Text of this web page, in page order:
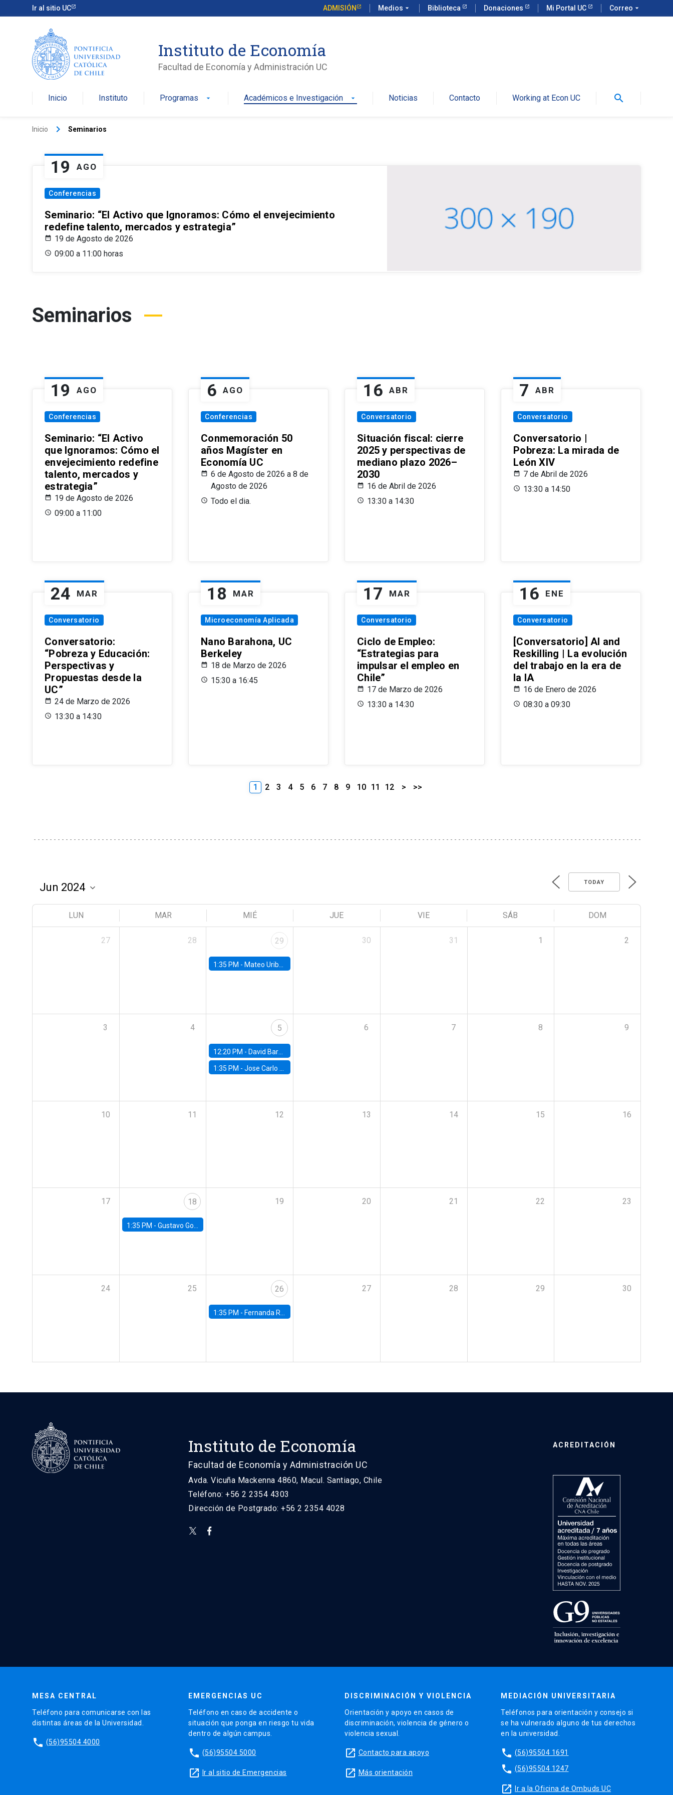
Ir al sitio UC ADMISIÓN Medios arrow_drop_down Biblioteca Donaciones Mi Portal UC Correo arrow_drop_down
Instituto de Economía
Facultad de Economía y Administración UC
Inicio Instituto Programas arrow_drop_down Académicos e Investigación arrow_drop_down Noticias Contacto Working at Econ UC search
Inicio keyboard_arrow_right Seminarios
19 AGO
Conferencias
Seminario: “El Activo que Ignoramos: Cómo el envejecimiento
redefine talento, mercados y estrategia”
19 de Agosto de 2026
09:00 a 11:00 horas
Seminarios
19 AGO
Conferencias
Seminario: “El Activo
que Ignoramos: Cómo el
envejecimiento redefine
talento, mercados y
estrategia”
19 de Agosto de 2026
09:00 a 11:00
6 AGO
Conferencias
Conmemoración 50
años Magíster en
Economía UC
6 de Agosto de 2026 a 8 de
Agosto de 2026
Todo el dia.
16 ABR
Conversatorio
Situación fiscal: cierre
2025 y perspectivas de
mediano plazo 2026–
2030
16 de Abril de 2026
13:30 a 14:30
7 ABR
Conversatorio
Conversatorio |
Pobreza: La mirada de
León XIV
7 de Abril de 2026
13:30 a 14:50
24 MAR
Conversatorio
Conversatorio:
“Pobreza y Educación:
Perspectivas y
Propuestas desde la
UC”
24 de Marzo de 2026
13:30 a 14:30
18 MAR
Microeconomía Aplicada
Nano Barahona, UC
Berkeley
18 de Marzo de 2026
15:30 a 16:45
17 MAR
Conversatorio
Ciclo de Empleo:
“Estrategias para
impulsar el empleo en
Chile”
17 de Marzo de 2026
13:30 a 14:30
16 ENE
Conversatorio
[Conversatorio] AI and
Reskilling | La evolución
del trabajo en la era de
la IA
16 de Enero de 2026
08:30 a 09:30
1 2 3 4 5 6 7 8 9 10 11 12 > >>
TODAY
LUN MAR MIÉ JUE VIE SÁB DOM
27 28 29
1:35 PM - Mateo Uribe-Castro, Universidad de los Andes (Colombia)
30 31 1 2
3 4 5
12:20 PM - David Bardey, Universidad de los Andes - CEDE
1:35 PM -Jose Carlo Bermudez, UC (ME) & World Bank
6 7 8 9
10 11 12 13 14 15 16
17 18
1:35 PM - Gustavo González, Banco Central de Chile
19 20 21 22 23
24 25 26
1:35 PM - Fernanda Rojas Ampuero, University of Wisconsin-Madison
27 28 29 30
Instituto de Economía
Facultad de Economía y Administración UC
Avda. Vicuña Mackenna 4860, Macul. Santiago, Chile
Teléfono: +56 2 2354 4303
Dirección de Postgrado: +56 2 2354 4028
ACREDITACIÓN
MESA CENTRAL
Teléfono para comunicarse con las
distintas áreas de la Universidad.
phone (56)95504 4000
EMERGENCIAS UC
Teléfono en caso de accidente o
situación que ponga en riesgo tu vida
dentro de algún campus.
phone (56)95504 5000
launch Ir al sitio de Emergencias
DISCRIMINACIÓN Y VIOLENCIA
Orientación y apoyo en casos de
discriminación, violencia de género o
violencia sexual.
launch Contacto para apoyo
launch Más orientación
MEDIACIÓN UNIVERSITARIA
Teléfonos para orientación y consejo si
se ha vulnerado alguno de tus derechos
en la universidad.
phone (56)95504 1691
phone (56)95504 1247
launch Ir a la Oficina de Ombuds UC